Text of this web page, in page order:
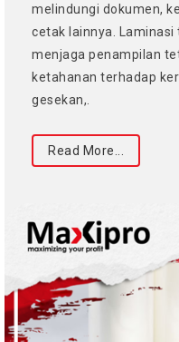
melindungi dokumen,
cetak lainnya.
menjaga penampilan
ketahanan terhadap
gesekan,.
Read More...